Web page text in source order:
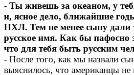
- Ты живешь за океаном, у
и, ясное дело, ближайшие
НХЛ. Тем не менее сыну дали
русское имя. Как бы пафосно
что для тебя быть русским
- После того, как мы назвали
выяснилось, что американцы не